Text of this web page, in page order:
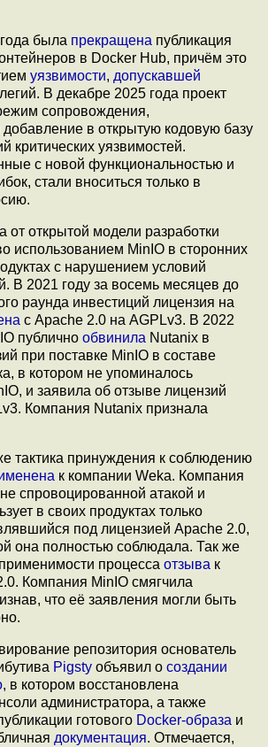
была прекращена публикация
в Docker Hub, причём это
уязвимости, допускавшей
В декабре 2025 года проект
сопровождения,
в открытую кодовую базу
критических уязвимостей.
с новой функциональностью и
стали вноситься только в
от открытой модели разработки
использованием MinIO в сторонних
с нарушением условий
В 2021 году за восемь месяцев до
раунда инвестиций лицензия на
с Apache 2.0 на AGPLv3. В 2022
публично обвинила Nutanix в
при поставке MinIO в составе
в котором не упоминалось
и заявила об отзыве лицензий
Компания Nutanix признала
тактика принуждения к соблюдению
к компании Weka. Компания
спровоцированной атакой и
в своих продуктах только
под лицензией Apache 2.0,
она полностью соблюдала. Так же
процесса отзыва к
Компания MinIO смягчила
что её заявления могли быть
репозитория основатель
Pigsty объявил о создании
, в котором восстановлена
администратора, а также
готового Docker-образа и
документация. Отмечается,